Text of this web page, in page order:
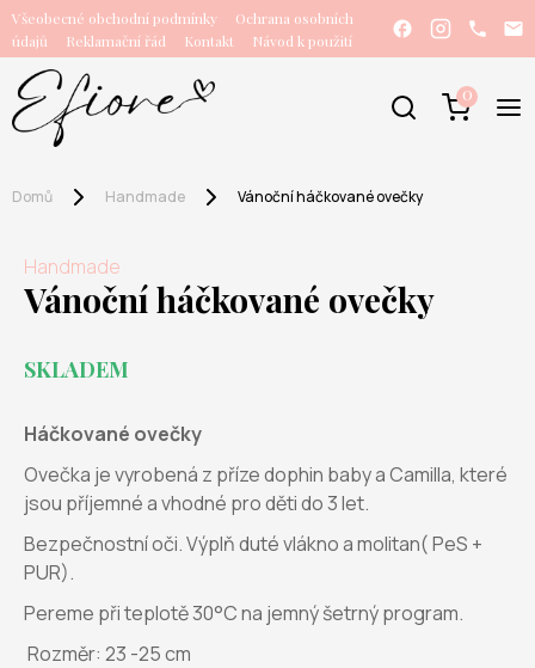
Všeobecné obchodní podmínky
Ochrana osobních
údajů
Reklamační řád Kontakt Návod k použití
0
Domů Handmade Vánoční háčkované ovečky
Handmade
Vánoční háčkované ovečky
SKLADEM
Háčkované ovečky
Ovečka je vyrobená z příze dophin baby a Camilla, které
jsou příjemné a vhodné pro děti do 3 let.
Bezpečnostní oči. Výplň duté vlákno a molitan( PeS +
PUR).
Pereme při teplotě 30°C na jemný šetrný program.
Rozměr: 23 -25 cm